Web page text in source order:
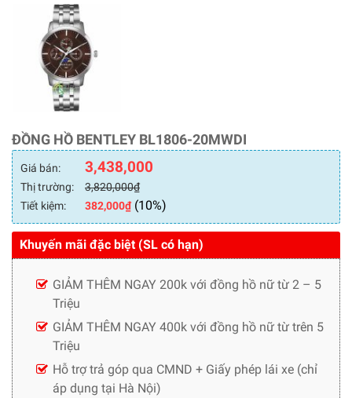
ĐỒNG HỒ BENTLEY BL1806-20MWDI
Giá bán: 3,438,000
Thị trường: 3,820,000₫
Tiết kiệm:
382,000₫(10%)
Khuyến mãi đặc biệt (SL có hạn)
GIẢM THÊM NGAY 200k với đồng hồ nữ từ 2 – 5
Triệu
GIẢM THÊM NGAY 400k với đồng hồ nữ từ trên 5
Triệu
Hỗ trợ trả góp qua CMND + Giấy phép lái xe (chỉ
áp dụng tại Hà Nội)